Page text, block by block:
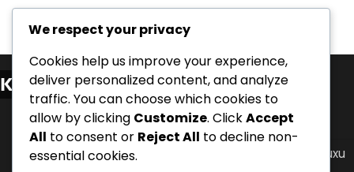
Kategorie
Polohy při spánku pro zvládání nočního refluxu
kyseliny
Protokoly časování jídel pro úlevu od nočního refluxu
We respect your privacy
Cookies help us improve your experience,
deliver personalized content, and analyze
traffic. You can choose which cookies to
allow by clicking Customize. ClickAccept
All to consent or Reject All to decline non-
essential cookies.